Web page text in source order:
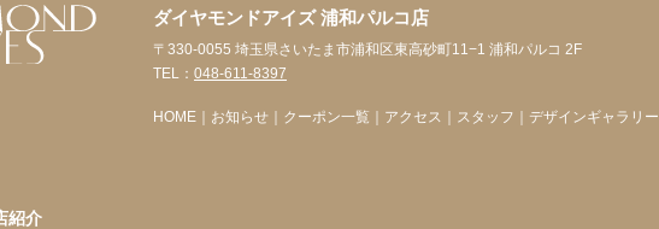
ダイヤモンドアイズ 浦和パルコ店
〒330-0055 埼玉県さいたま市浦和区東高砂町11−1 浦和パルコ 2F
TEL： 048-611-8397
HOME ｜ お知らせ ｜ クーポン一覧 ｜ アクセス ｜ スタッフ ｜ デザインギャラリー
紹介